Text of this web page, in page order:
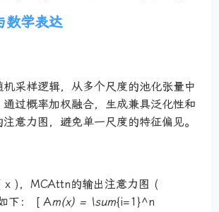
数学表达
采样逻辑，从多个尺度的池化张量中
过概率加权融合，生成兼具泛化性和
意力图，避免单一尺度的特征偏见。
x )，MCAttn的输出注意力图 (
下： [ Am(x) = \sum{i=1}^n